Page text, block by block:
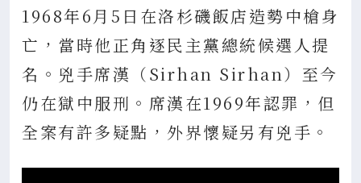
1968年6月5日在洛杉磯飯店造勢中槍身
亡，當時他正角逐民主黨總統候選人提
名。兇手席漢（Sirhan Sirhan）至今
仍在獄中服刑。席漢在1969年認罪，但
全案有許多疑點，外界懷疑另有兇手。